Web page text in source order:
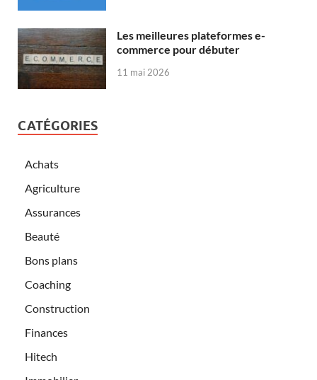
Les meilleures plateformes e-
commerce pour débuter
11 mai 2026
CATÉGORIES
Achats
Agriculture
Assurances
Beauté
Bons plans
Coaching
Construction
Finances
Hitech